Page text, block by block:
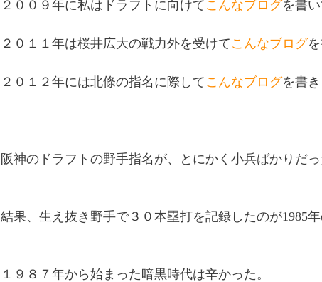
２００９年に私はドラフトに向けて こんなブログを書い
２０１１年は桜井広大の戦力外を受けて こんなブログ
２０１２年には北條の指名に際して こんなブログを書き
阪神のドラフトの野手指名が、とにかく小兵ばかりだ
結果、生え抜き野手で３０本塁打を記録したのが1985
１９８７年から始まった暗黒時代は辛かった。